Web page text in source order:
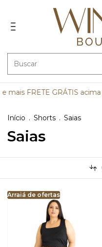
mais FRETE GRÁTIS acima
Início . Shorts . Saias
Saias
Arraiá de ofertas
Arraiá de ofertas